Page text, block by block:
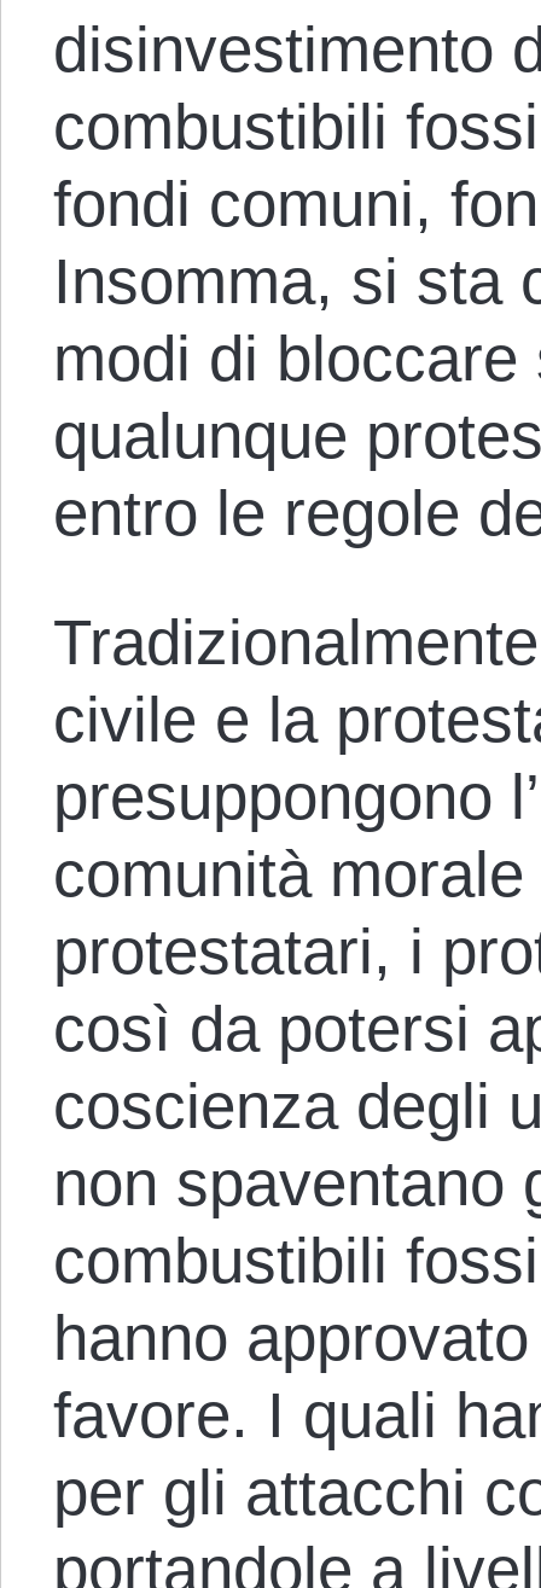
disinvestimento
combustibili
fondi comuni,
Insomma, si sta
modi di
qualunque
entro le regole
civile e la
presuppongono
comunità
protestatari, i
così da potersi
coscienza degli
non spaventano
combustibili
hanno
favore. I quali
per gli attacchi
portandole a